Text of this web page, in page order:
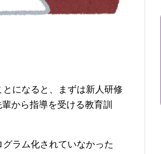
になると、まずは新人研修
から指導を受ける教育訓
ラム化されていなかった